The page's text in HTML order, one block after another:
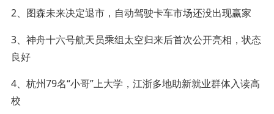
2、图森未来决定退市，自动驾驶卡车市场还没出现赢家
3、神舟十六号航天员乘组太空归来后首次公开亮相，状态
良好
4、杭州79名“小哥”上大学，江浙多地助新就业群体入读高
校